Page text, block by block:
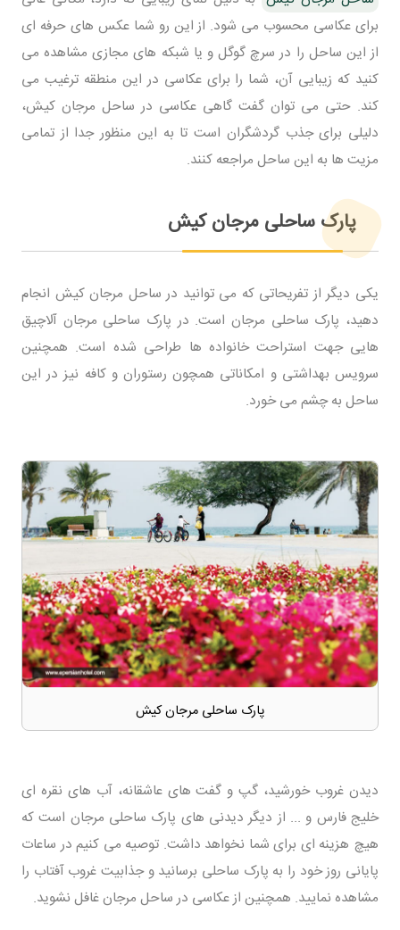
برای عکاسی محسوب می شود. از این رو شما عکس های حرفه ای
از این ساحل را در سرچ گوگل و یا شبکه های مجازی مشاهده می
کنید که زیبایی آن، شما را برای عکاسی در این منطقه ترغیب می
کند. حتی می توان گفت گاهی عکاسی در ساحل مرجان کیش،
دلیلی برای جذب گردشگران است تا به این منظور جدا از تمامی
مزیت ها به این ساحل مراجعه کنند.
پارک ساحلی مرجان کیش
یکی دیگر از تفریحاتی که می توانید در ساحل مرجان کیش انجام
دهید، پارک ساحلی مرجان است. در پارک ساحلی مرجان آلاچیق
هایی جهت استراحت خانواده ها طراحی شده است. همچنین
سرویس بهداشتی و امکاناتی همچون رستوران و کافه نیز در این
ساحل به چشم می خورد.
پارک ساحلی مرجان کیش
دیدن غروب خورشید، گپ و گفت های عاشقانه، آب های نقره ای
خلیج فارس و ... از دیگر دیدنی های پارک ساحلی مرجان است که
هیچ هزینه ای برای شما نخواهد داشت. توصیه می کنیم در ساعات
پایانی روز خود را به پارک ساحلی برسانید و جذابیت غروب آفتاب را
مشاهده نمایید. همچنین از عکاسی در ساحل مرجان غافل نشوید.